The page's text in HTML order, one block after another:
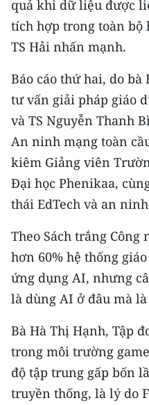
quả khi dữ liệu được
tích hợp trong toàn
TS Hải nhấn mạnh.
Báo cáo thứ hai, do
tư vấn giải pháp giáo
và TS Nguyễn Thanh
An ninh mạng toàn
kiêm Giảng viên
Đại học Phenikaa,
thái EdTech và an
Theo Sách trắng Công
hơn 60% hệ thống
ứng dụng AI, nhưng
là dùng AI ở đâu mà
Bà Hà Thị Hạnh, Tập
trong môi trường
độ tập trung gấp bốn
truyền thống, là lý do